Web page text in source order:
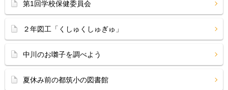
第1回学校保健委員会
２年図工「くしゅくしゅぎゅ」
中川のお囃子を調べよう
夏休み前の都筑小の図書館